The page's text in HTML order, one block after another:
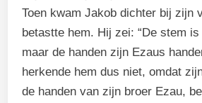
Toen kwam Jakob dichter bij zijn
betastte hem. Hij zei: “De stem
maar de handen zijn Ezaus
herkende hem dus niet, omdat
de handen van zijn broer Ezau,